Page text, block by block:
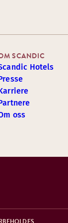
SCANDIC
Hotels
oss